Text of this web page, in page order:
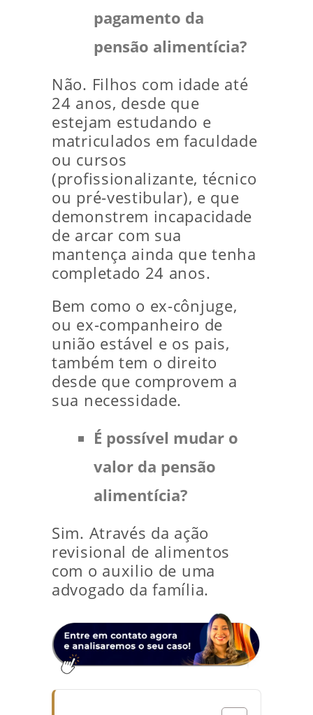
pagamento da
pensão alimentícia?
Não. Filhos com idade até
24 anos, desde que
estejam estudando e
matriculados em faculdade
ou cursos
(profissionalizante, técnico
ou pré-vestibular), e que
demonstrem incapacidade
de arcar com sua
mantença ainda que tenha
completado 24 anos.
Bem como o ex-cônjuge,
ou ex-companheiro de
união estável e os pais,
também tem o direito
desde que comprovem a
sua necessidade.
É possível mudar o
valor da pensão
alimentícia?
Sim. Através da ação
revisional de alimentos
com o auxilio de uma
advogado da família.